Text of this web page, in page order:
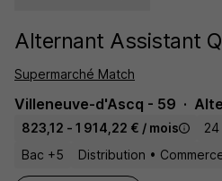
Alternant Assistant
Supermarché Match
Villeneuve-d'Ascq - 59
823,12 - 1 914,22 € / mois 24
Bac +5
Distribution •